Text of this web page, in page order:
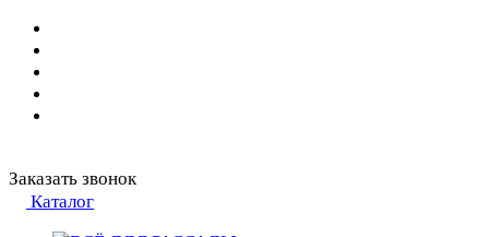
Заказать звонок
Каталог